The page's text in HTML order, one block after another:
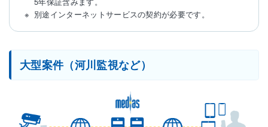
別途インターネットサービスの契約が必要です。
大型案件（河川監視など）